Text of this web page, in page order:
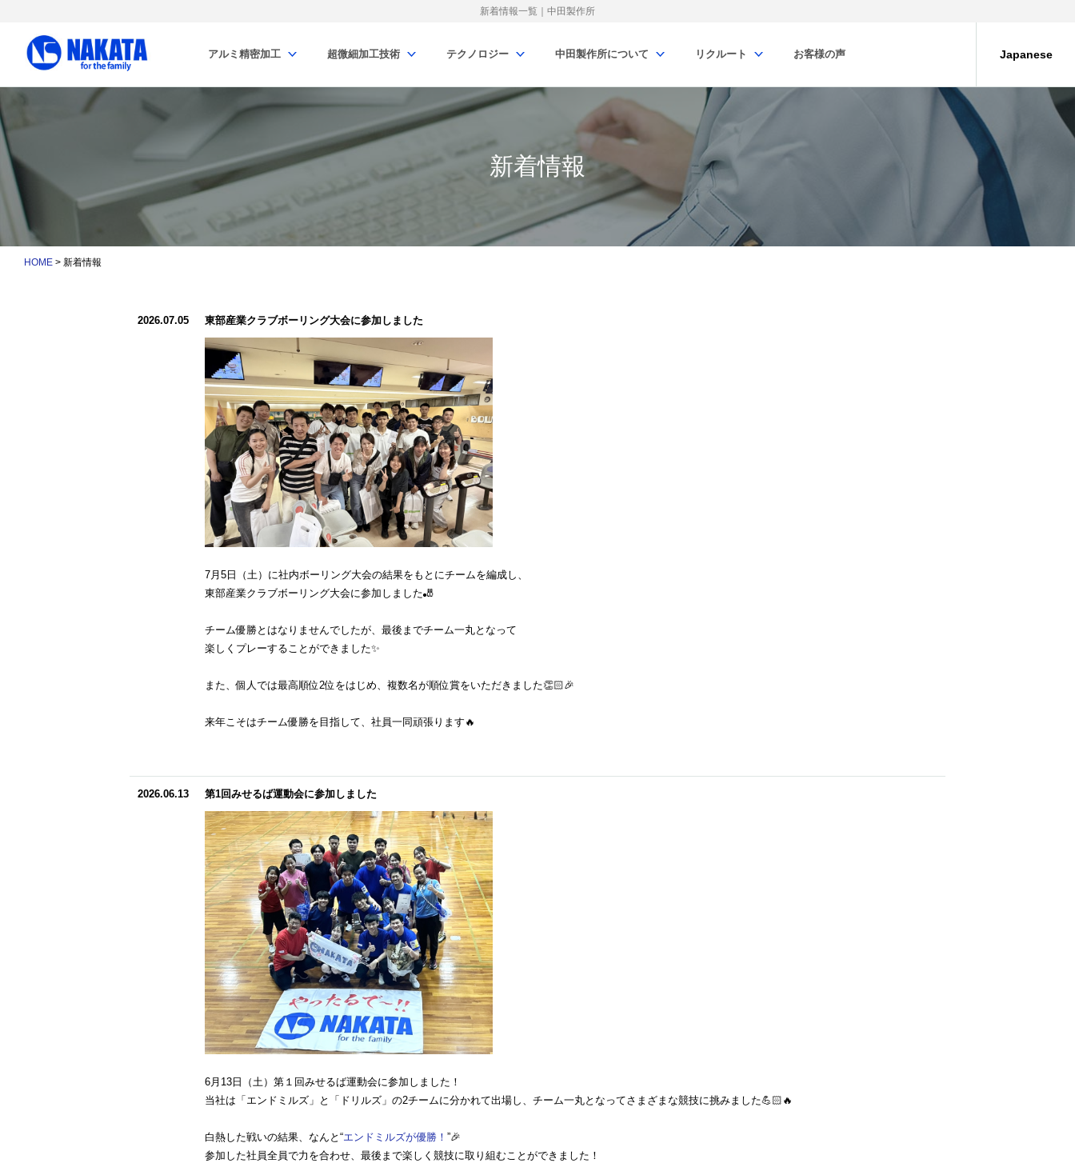
新着情報一覧｜中田製作所
アルミ精密加工 超微細加工技術 テクノロジー 中田製作所について リクルート お客様の声 Japanese
新着情報
HOME > 新着情報
2026.07.05 東部産業クラブボーリング大会に参加しました
7月5日（土）に社内ボーリング大会の結果をもとにチームを編成し、
東部産業クラブボーリング大会に参加しました🎳
チーム優勝とはなりませんでしたが、最後までチーム一丸となって
楽しくプレーすることができました✨
また、個人では最高順位2位をはじめ、複数名が順位賞をいただきました👏🏻🎉
来年こそはチーム優勝を目指して、社員一同頑張ります🔥
2026.06.13 第1回みせるば運動会に参加しました
6月13日（土）第１回みせるば運動会に参加しました！
当社は「エンドミルズ」と「ドリルズ」の2チームに分かれて出場し、チーム一丸となってさまざまな競技に挑みました💪🏻🔥
白熱した戦いの結果、なんと“エンドミルズが優勝！ ”🎉
参加した社員全員で力を合わせ、最後まで楽しく競技に取り組むことができました！